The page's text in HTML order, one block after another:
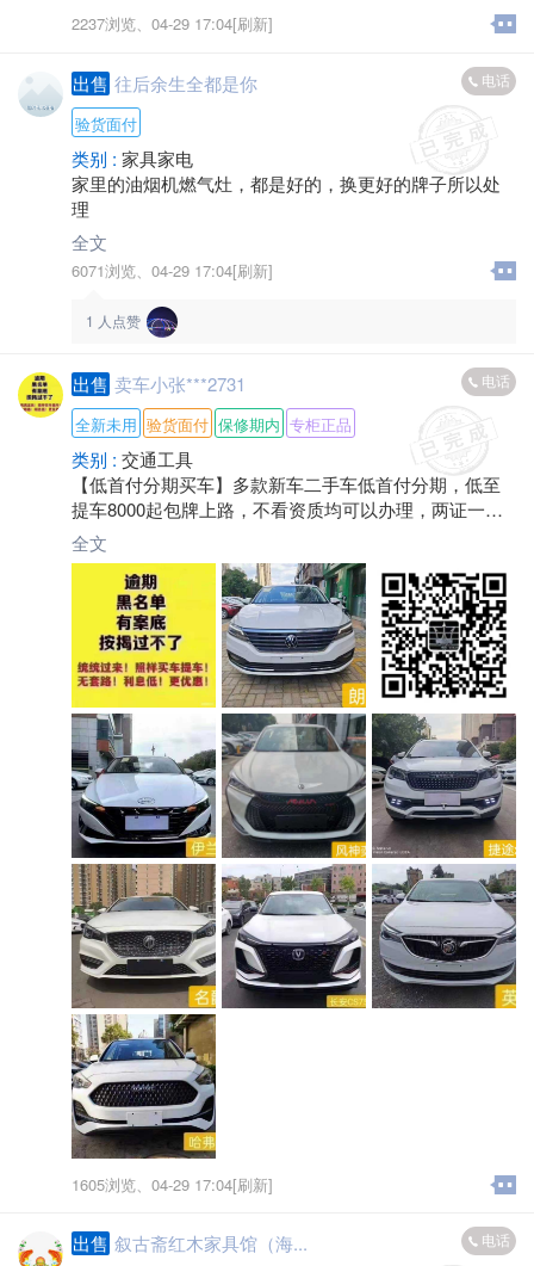
2237浏览、 04-29 17:04[刷新]
出售 往后余生全都是你 电话
验货面付
类别 : 家具家电
家里的油烟机燃气灶，都是好的，换更好的牌子所以处
理
全文
6071浏览、 04-29 17:04[刷新]
1 人点赞
出售 卖车小张***2731 电话
全新未用 验货面付 保修期内 专柜正品
类别 : 交通工具
【低首付分期买车】多款新车二手车低首付分期，低至
提车8000起包牌上路，不看资质均可以办理，两证一卡
当天提车，随时可联系！此信息长期有效，欢迎来电
【微信同号】
全文
1605浏览、 04-29 17:04[刷新]
出售 叙古斋红木家具馆（海... 电话